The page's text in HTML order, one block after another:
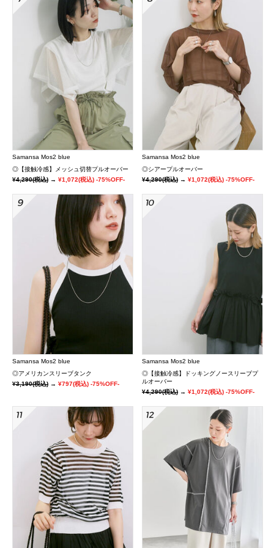
Samansa Mos2 blue
◎【接触冷感】メッシュ切替プルオーバー
¥4,290(税込) → ¥1,072(税込) -75%OFF-
Samansa Mos2 blue
◎シアープルオーバー
¥4,290(税込)→¥1,072(税込) -75%OFF-
Samansa Mos2 blue
◎アメリカンスリーブタンク
¥3,190(税込) → ¥797(税込) -75%OFF-
Samansa Mos2 blue
◎【接触冷感】ドッキングノースリーブプ
ルオーバー
¥4,290(税込)→¥1,072(税込) -75%OFF-